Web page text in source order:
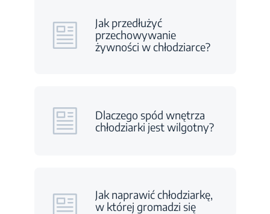
Jak przedłużyć
przechowywanie
żywności w chłodziarce?
Dlaczego spód wnętrza
chłodziarki jest wilgotny?
Jak naprawić chłodziarkę,
w której gromadzi się